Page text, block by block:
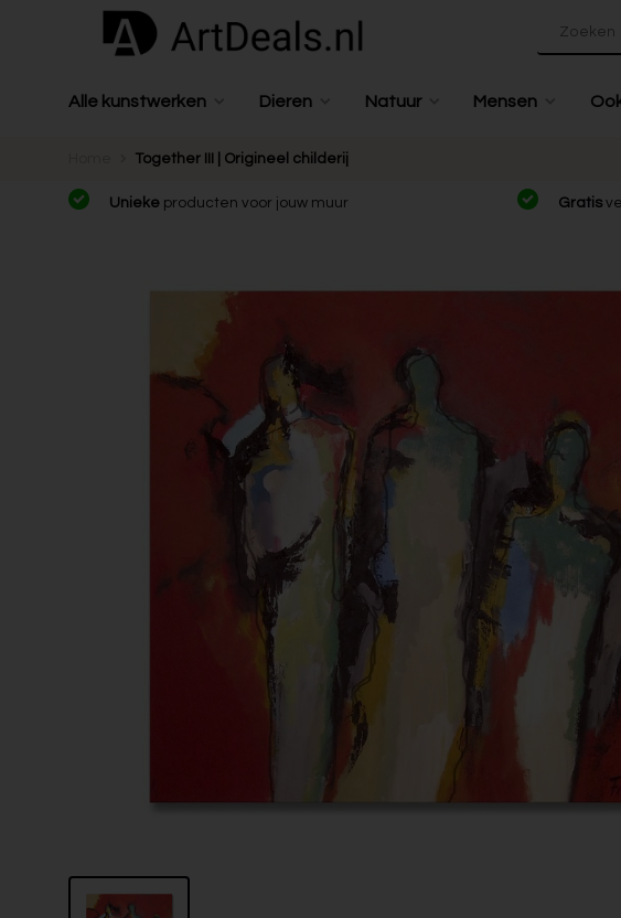
Alle kunstwerken Dieren Natuur Mensen
Together III | Origineel childerij
Unieke producten voor jouw muur Gratis